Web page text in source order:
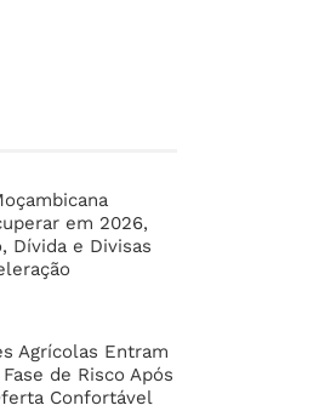
em 2026,
Dívida e Divisas
Agrícolas Entram
de Risco Após
Confortável